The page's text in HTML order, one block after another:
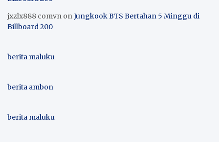
jxzlx888 comvn onJungkook BTS Bertahan 5 Minggu di
Billboard 200
berita maluku
berita ambon
berita maluku